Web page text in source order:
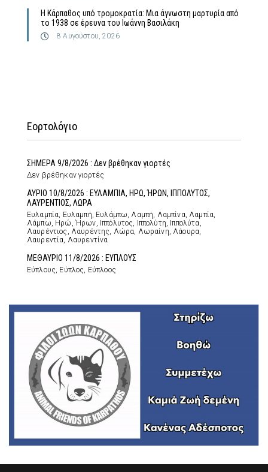
Η Κάρπαθος υπό τρομοκρατία: Μια άγνωστη μαρτυρία από
το 1938 σε έρευνα του Ιωάννη Βασιλάκη
8 Αυγούστου, 2026
Εορτολόγιο
ΣΗΜΕΡΑ 9/8/2026 : Δεν βρέθηκαν γιορτές
Δεν βρέθηκαν γιορτές
ΑΥΡΙΟ 10/8/2026 : ΕΥΛΑΜΠΙΑ, ΗΡΩ, ΉΡΩΝ, ΙΠΠΟΛΥΤΟΣ,
ΛΑΥΡΕΝΤΙΟΣ, ΛΩΡΑ
Ευλαμπία, Ευλαμπή, Ευλάμπω, Λαμπή, Λαμπίνα, Λαμπία,
Λάμπω, Ηρώ, Ήρων, Ιππόλυτος, Ιππολύτη, Ιππολύτα,
Λαυρέντιος, Λαυρέντης, Λώρα, Λωραίνη, Λάουρα,
Λαυρεντία, Λαυρεντίνα
ΜΕΘΑΥΡΙΟ 11/8/2026 : ΕΥΠΛΟΥΣ
Εύπλους, Εύπλος, Εύπλοος